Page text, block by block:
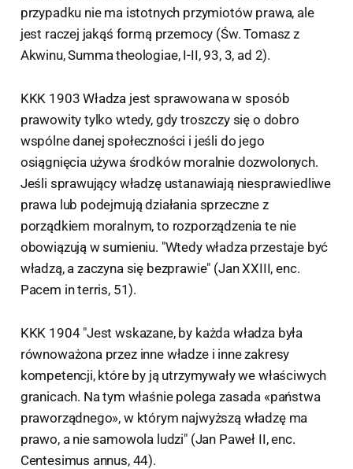
przypadku nie ma istotnych przymiotów prawa, ale
jest raczej jakąś formą przemocy (Św. Tomasz z
Akwinu, Summa theologiae, I-II, 93, 3, ad 2).
KKK 1903 Władza jest sprawowana w sposób
prawowity tylko wtedy, gdy troszczy się o dobro
wspólne danej społeczności i jeśli do jego
osiągnięcia używa środków moralnie dozwolonych.
Jeśli sprawujący władzę ustanawiają niesprawiedliwe
prawa lub podejmują działania sprzeczne z
porządkiem moralnym, to rozporządzenia te nie
obowiązują w sumieniu. "Wtedy władza przestaje być
władzą, a zaczyna się bezprawie" (Jan XXIII, enc.
Pacem in terris, 51).
KKK 1904 "Jest wskazane, by każda władza była
równoważona przez inne władze i inne zakresy
kompetencji, które by ją utrzymywały we właściwych
granicach. Na tym właśnie polega zasada «państwa
praworządnego», w którym najwyższą władzę ma
prawo, a nie samowola ludzi" (Jan Paweł II, enc.
Centesimus annus, 44).